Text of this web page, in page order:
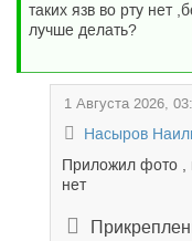
таких язв во рту нет
лучше делать?
1 Августа 2026,
Насыров
Приложил фото ,
нет